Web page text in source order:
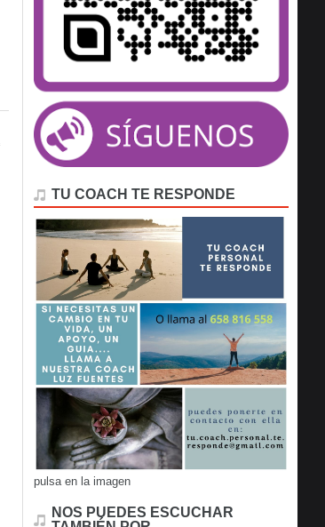
TU COACH TE RESPONDE
pulsa en la imagen
NOS PUEDES ESCUCHAR